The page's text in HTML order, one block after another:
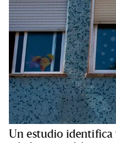
Un estudio identifica